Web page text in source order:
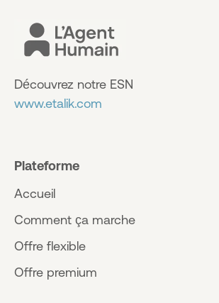
Découvrez notre ESN
www.etalik.com
Plateforme
Accueil
Comment ça marche
Offre flexible
Offre premium